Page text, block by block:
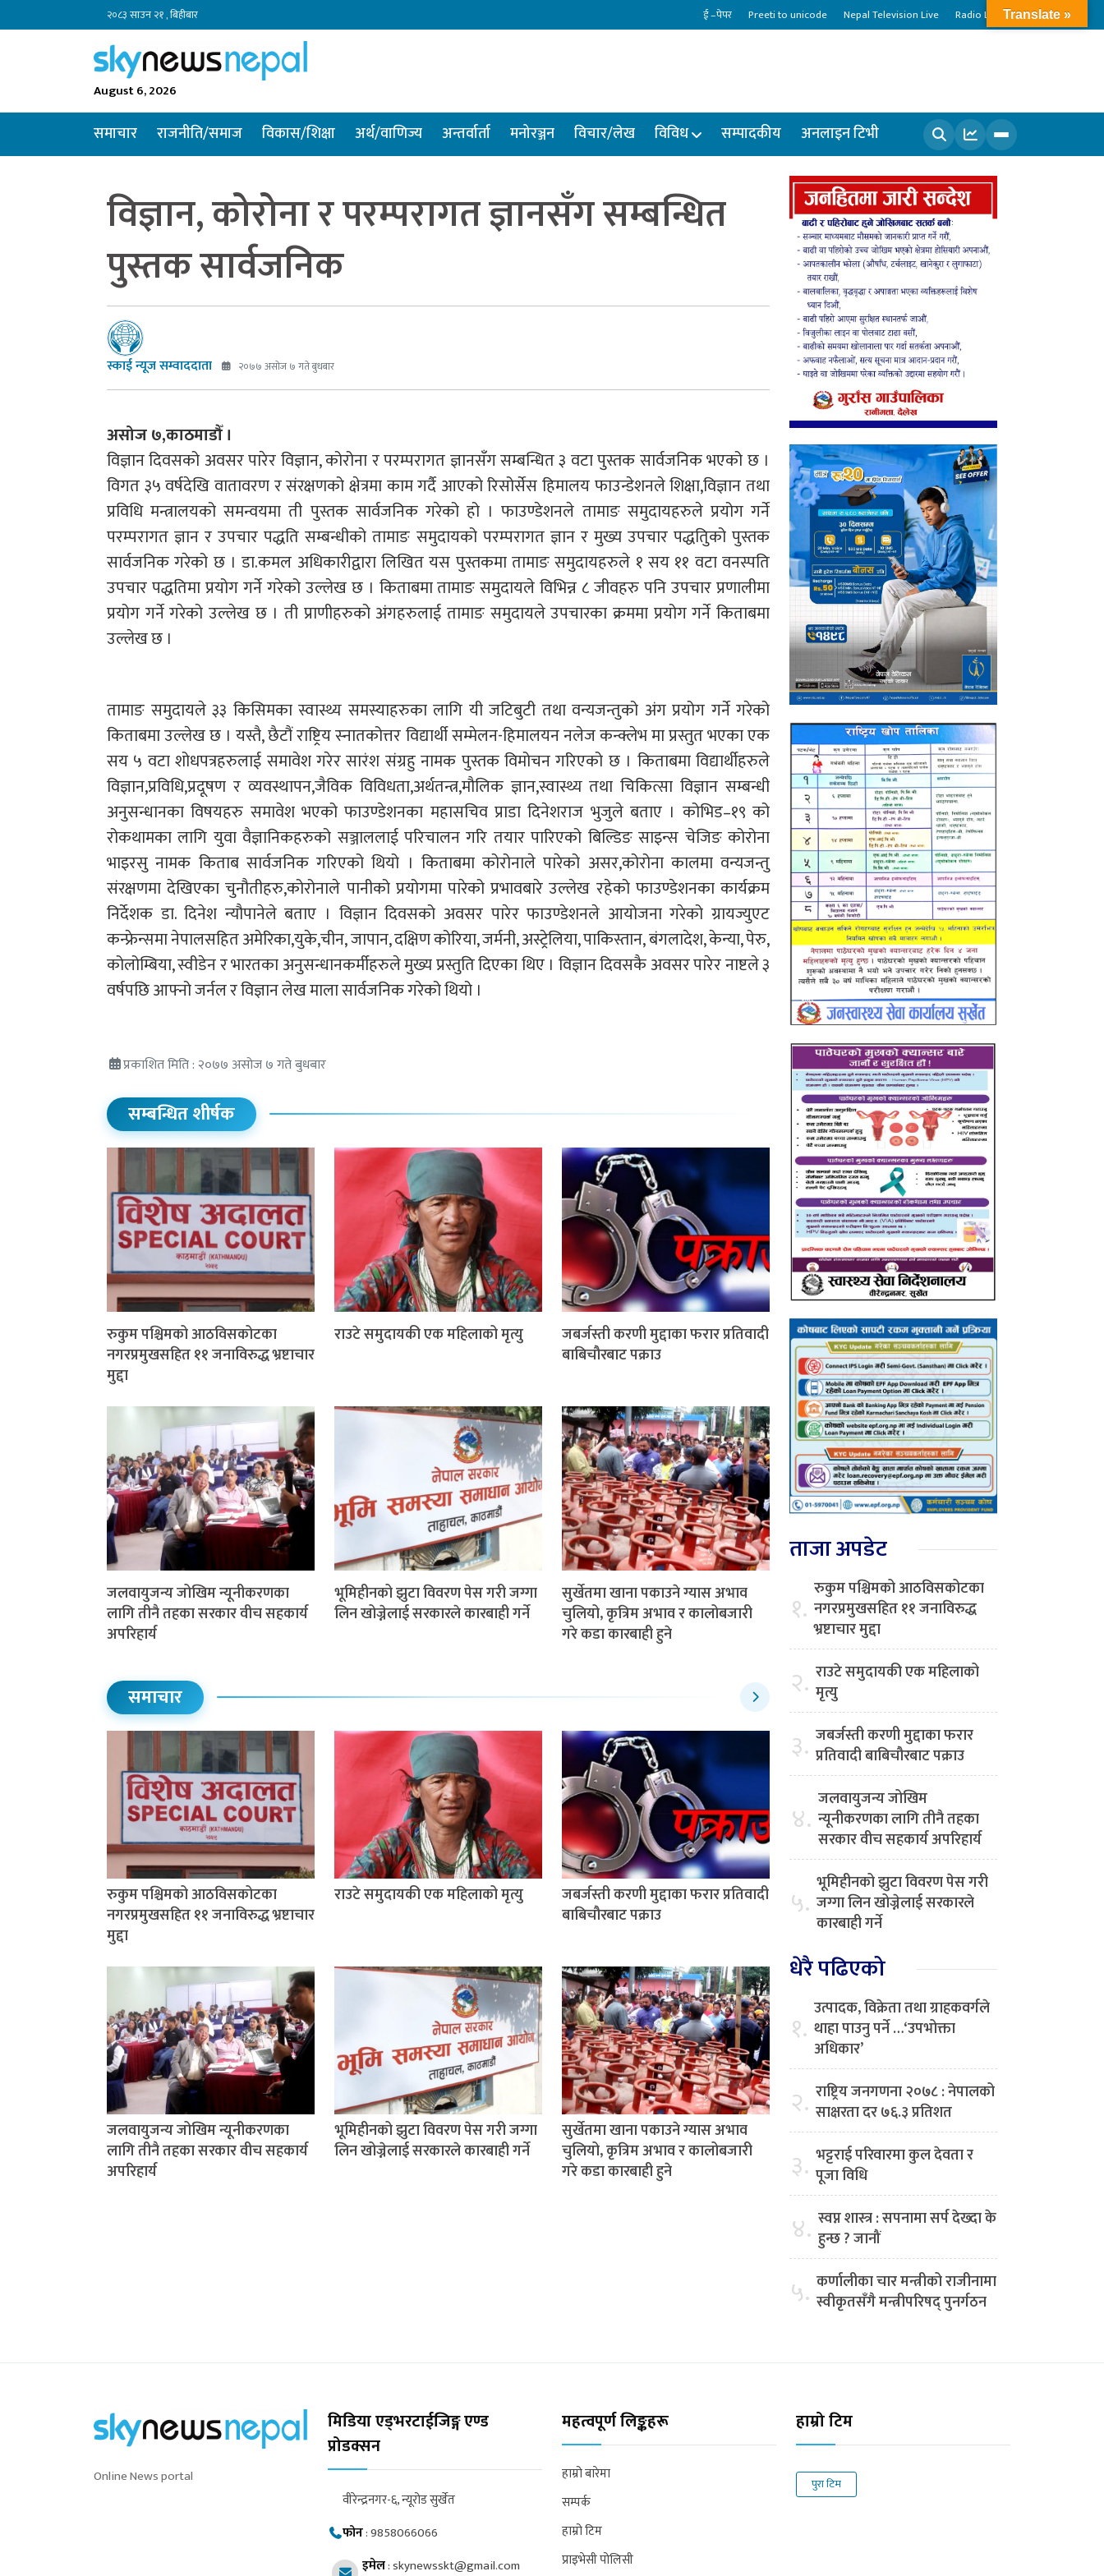
२०८३ साउन २१ , बिहीबार ई –पेपर Preeti to unicode Nepal Television Live Radio Live
August 6, 2026
समाचार राजनीति/समाज विकास/शिक्षा अर्थ/वाणिज्य अन्तर्वार्ता मनोरञ्जन विचार/लेख विविध सम्पादकीय अनलाइन टिभी
खोज्नुहोस
विज्ञान, कोरोना र परम्परागत ज्ञानसँग सम्बन्धित
पुस्तक सार्वजनिक
स्काई न्यूज सम्वाददाता २०७७ असोज ७ गते बुधबार
असोज ७,काठमाडौँ ।
विज्ञान दिवसको अवसर पारेर विज्ञान, कोरोना र परम्परागत ज्ञानसँग सम्बन्धित ३ वटा पुस्तक सार्वजनिक भएको छ ।
विगत ३५ वर्षदेखि वातावरण र संरक्षणको क्षेत्रमा काम गर्दै आएको रिसोर्सेस हिमालय फाउन्डेशनले शिक्षा,विज्ञान तथा
प्रविधि मन्त्रालयको समन्वयमा ती पुस्तक सार्वजनिक गरेको हो । फाउण्डेशनले तामाङ समुदायहरुले प्रयोग गर्ने
परम्परागत ज्ञान र उपचार पद्धति सम्बन्धीको तामाङ समुदायको परम्परागत ज्ञान र मुख्य उपचार पद्धतिुको पुस्तक
सार्वजनिक गरेको छ । डा.कमल अधिकारीद्वारा लिखित यस पुस्तकमा तामाङ समुदायहरुले १ सय ११ वटा वनस्पति
उपचार पद्धतिमा प्रयोग गर्ने गरेको उल्लेख छ । किताबमा तामाङ समुदायले विभिन्न ८ जीवहरु पनि उपचार प्रणालीमा
प्रयोग गर्ने गरेको उल्लेख छ । ती प्राणीहरुको अंगहरुलाई तामाङ समुदायले उपचारका क्रममा प्रयोग गर्ने किताबमा
उल्लेख छ ।
तामाङ समुदायले ३३ किसिमका स्वास्थ्य समस्याहरुका लागि यी जटिबुटी तथा वन्यजन्तुको अंग प्रयोग गर्ने गरेको
किताबमा उल्लेख छ । यस्तै, छैटौं राष्ट्रिय स्‍नातकोत्तर विद्यार्थी सम्मेलन-हिमालयन नलेज कन्क्लेभ मा प्रस्तुत भएका एक
सय ५ वटा शोधपत्रहरुलाई समावेश गरेर सारंश संग्रहु नामक पुस्तक विमोचन गरिएको छ । किताबमा विद्यार्थीहरुले
विज्ञान,प्रविधि,प्रदूषण र व्यवस्थापन,जैविक विविधता,अर्थतन्त्र,मौलिक ज्ञान,स्वास्थ्य तथा चिकित्सा विज्ञान सम्बन्धी
अनुसन्धानका विषयहरु समावेश भएको फाउण्डेशनका महासचिव प्राडा दिनेशराज भुजुले बताए । कोभिड–१९ को
रोकथामका लागि युवा वैज्ञानिकहरुको सञ्जाललाई परिचालन गरि तयार पारिएको बिल्डिङ साइन्स चेजिङ कोरोना
भाइरसु नामक किताब सार्वजनिक गरिएको थियो । किताबमा कोरोनाले पारेको असर,कोरोना कालमा वन्यजन्तु
संरक्षणमा देखिएका चुनौतीहरु,कोरोनाले पानीको प्रयोगमा पारेको प्रभावबारे उल्लेख रहेको फाउण्डेशनका कार्यक्रम
निर्देशक डा. दिनेश न्यौपानेले बताए । विज्ञान दिवसको अवसर पारेर फाउण्डेशनले आयोजना गरेको ग्रायज्युएट
कन्फ्रेन्समा नेपालसहित अमेरिका,युके,चीन, जापान, दक्षिण कोरिया, जर्मनी, अस्ट्रेलिया, पाकिस्तान, बंगलादेश, केन्या, पेरु,
कोलोम्बिया, स्वीडेन र भारतका अनुसन्धानकर्मीहरुले मुख्य प्रस्तुति दिएका थिए । विज्ञान दिवसकै अवसर पारेर नाष्टले ३
वर्षपछि आफ्नो जर्नल र विज्ञान लेख माला सार्वजनिक गरेको थियो ।
प्रकाशित मिति : २०७७ असोज ७ गते बुधबार
सम्बन्धित शीर्षक
रुकुम पश्चिमको आठविसकोटका
नगरप्रमुखसहित ११ जनाविरुद्ध भ्रष्टाचार
मुद्दा
राउटे समुदायकी एक महिलाको मृत्यु
जबर्जस्ती करणी मुद्दाका फरार प्रतिवादी
बाबिचौरबाट पक्राउ
जलवायुजन्य जोखिम न्यूनीकरणका
लागि तीनै तहका सरकार वीच सहकार्य
अपरिहार्य
भूमिहीनको झुटा विवरण पेस गरी जग्गा
लिन खोज्नेलाई सरकारले कारबाही गर्ने
सुर्खेतमा खाना पकाउने ग्यास अभाव
चुलियो, कृत्रिम अभाव र कालोबजारी
गरे कडा कारबाही हुने
समाचार
रुकुम पश्चिमको आठविसकोटका
नगरप्रमुखसहित ११ जनाविरुद्ध भ्रष्टाचार
मुद्दा
राउटे समुदायकी एक महिलाको मृत्यु
जबर्जस्ती करणी मुद्दाका फरार प्रतिवादी
बाबिचौरबाट पक्राउ
जलवायुजन्य जोखिम न्यूनीकरणका
लागि तीनै तहका सरकार वीच सहकार्य
अपरिहार्य
भूमिहीनको झुटा विवरण पेस गरी जग्गा
लिन खोज्नेलाई सरकारले कारबाही गर्ने
सुर्खेतमा खाना पकाउने ग्यास अभाव
चुलियो, कृत्रिम अभाव र कालोबजारी
गरे कडा कारबाही हुने
ताजा अपडेट
१. रुकुम पश्चिमको आठविसकोटका
नगरप्रमुखसहित ११ जनाविरुद्ध
भ्रष्टाचार मुद्दा
२. राउटे समुदायकी एक महिलाको
मृत्यु
३. जबर्जस्ती करणी मुद्दाका फरार
प्रतिवादी बाबिचौरबाट पक्राउ
४. जलवायुजन्य जोखिम
न्यूनीकरणका लागि तीनै तहका
सरकार वीच सहकार्य अपरिहार्य
५. भूमिहीनको झुटा विवरण पेस गरी
जग्गा लिन खोज्नेलाई सरकारले
कारबाही गर्ने
धेरै पढिएको
१. उत्पादक, विक्रेता तथा ग्राहकवर्गले
थाहा पाउनु पर्ने …‘उपभोक्ता
अधिकार’
२. राष्ट्रिय जनगणना २०७८ : नेपालको
साक्षरता दर ७६.३ प्रतिशत
३. भट्टराई परिवारमा कुल देवता र
पूजा विधि
४. स्वप्न शास्त्र : सपनामा सर्प देख्दा के
हुन्छ ? जानौं
५. कर्णालीका चार मन्त्रीको राजीनामा
स्वीकृतसँगै मन्त्रीपरिषद् पुनर्गठन
Online News portal
मिडिया एड्भरटाईजिङ्ग एण्ड
प्रोडक्सन
वीरेन्द्रनगर-६, न्यूरोड सुर्खेत
फोन:9858066066
इमेल:skynewsskt@gmail.com
महत्वपूर्ण लिङ्कहरू
हाम्रो बारेमा
सम्पर्क
हाम्रो टिम
प्राइभेसी पोलिसी
हाम्रो टिम
पुरा टिम
Translate »